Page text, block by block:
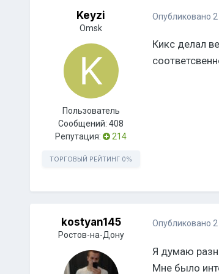
Keyzi
Omsk
Пользователь
Сообщений:408
Репутация:
214
ТОРГОВЫЙ РЕЙТИНГ 0%
Опубликовано
Кикс делал
kostyan145
Ростов-на-Дону
Опубликовано
Я думаю
Мне было